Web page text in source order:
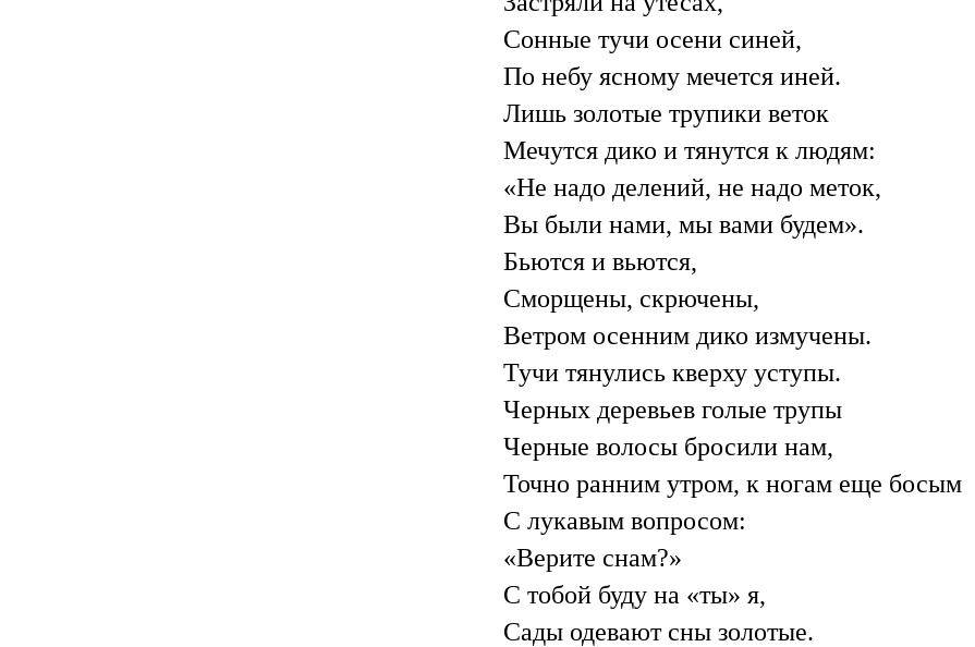
Сонные тучи осени синей,
По небу ясному мечется иней.
Лишь золотые трупики веток
Мечутся дико и тянутся к людям:
«Не надо делений, не надо меток,
Вы были нами, мы вами будем».
Бьются и вьются,
Сморщены, скрючены,
Ветром осенним дико измучены.
Тучи тянулись кверху уступы.
Черных деревьев голые трупы
Черные волосы бросили нам,
Точно ранним утром, к ногам еще босым
С лукавым вопросом:
«Верите снам?»
С тобой буду на «ты» я,
Сады одевают сны золотые.